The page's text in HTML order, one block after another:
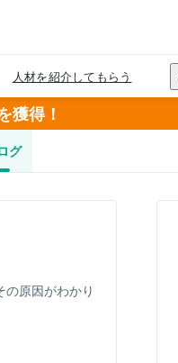
獲得！
グ
原因がわかり